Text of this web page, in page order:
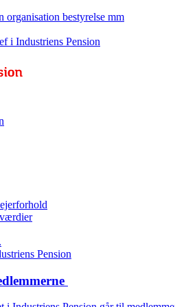
organisation bestyrelse mm
i Industriens Pension
Pension